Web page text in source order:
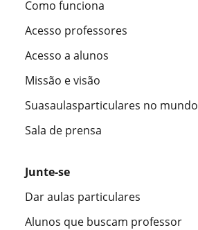
Como funciona
Acesso professores
Acesso a alunos
Missão e visão
Suasaulasparticulares no mundo
Sala de prensa
Junte-se
Dar aulas particulares
Alunos que buscam professor